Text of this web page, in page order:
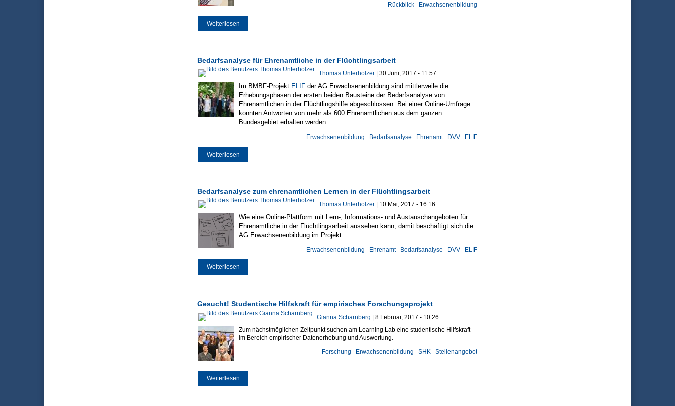
Erwachsenenbildung
Rückblick
Weiterlesen
Bedarfsanalyse für Ehrenamtliche in der Flüchtlingsarbeit
Thomas Unterholzer| 30 Juni, 2017 - 11:57
Im BMBF-Projekt ELIF der AG Erwachsenenbildung sind mittlerweile die
Erhebungsphasen der ersten beiden Bausteine der Bedarfsanalyse von
Ehrenamtlichen in der Flüchtlingshilfe abgeschlossen. Bei einer Online-Umfrage
konnten Antworten von mehr als 600 Ehrenamtlichen aus dem ganzen
Bundesgebiet erhalten werden.
ELIF
DVV
Ehrenamt
Bedarfsanalyse
Erwachsenenbildung
Weiterlesen
Bedarfsanalyse zum ehrenamtlichen Lernen in der Flüchtlingsarbeit
Thomas Unterholzer| 10 Mai, 2017 - 16:16
Wie eine Online-Plattform mit Lern-, Informations- und Austauschangeboten für
Ehrenamtliche in der Flüchtlingsarbeit aussehen kann, damit beschäftigt sich die
AG Erwachsenenbildung im Projekt
ELIF
DVV
Bedarfsanalyse
Ehrenamt
Erwachsenenbildung
Weiterlesen
Gesucht! Studentische Hilfskraft für empirisches Forschungsprojekt
Gianna Scharnberg | 8 Februar, 2017 - 10:26
Zum nächstmöglichen Zeitpunkt suchen am Learning Lab eine studentische Hilfskraft
im Bereich empirischer Datenerhebung und Auswertung.
Stellenangebot
SHK
Erwachsenenbildung
Forschung
Weiterlesen